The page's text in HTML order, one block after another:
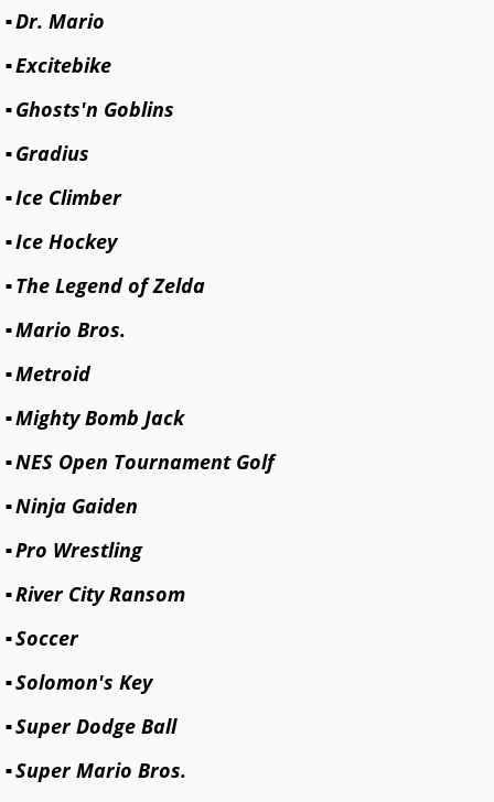
Dr. Mario
Excitebike
Ghosts'n Goblins
Gradius
Ice Climber
Ice Hockey
The Legend of Zelda
Mario Bros.
Metroid
Mighty Bomb Jack
NES Open Tournament Golf
Ninja Gaiden
Pro Wrestling
River City Ransom
Soccer
Solomon's Key
Super Dodge Ball
Super Mario Bros.